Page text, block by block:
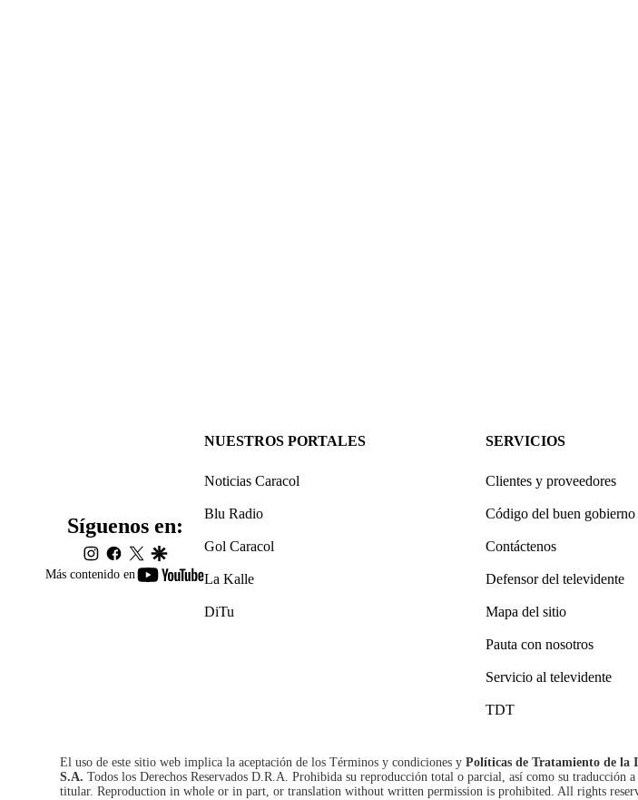
Más contenido en
youtube-
Síguenos en:
instagram
facebook
twittergoogle
NUESTROS PORTALES
Noticias Caracol
Blu Radio
Gol Caracol
La Kalle
DiTu
SERVICIOS
Clientes y proveedores
Código del buen gobierno
Contáctenos
Defensor del televidente
Mapa del sitio
Pauta con nosotros
Servicio al televidente
TDT
El uso de este sitio web implica la aceptación de los Términos y condiciones y Políticas de Tratamiento de la
S.A. Todos los Derechos Reservados D.R.A. Prohibida su reproducción total o parcial, así como su traducción
titular. Reproduction in whole or in part, or translation without written permission is prohibited. All rights